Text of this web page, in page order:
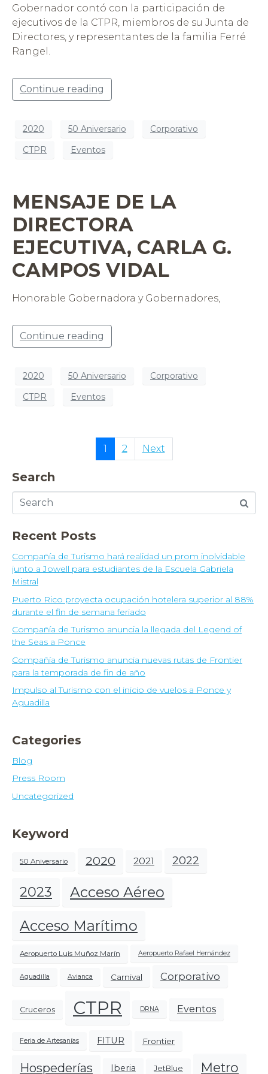
Gobernador contó con la participación de
ejecutivos de la CTPR, miembros de su Junta de
Directores, y representantes de la familia Ferré
Rangel.
Continue reading
2020 50 Aniversario
Corporativo
CTPR
Eventos
MENSAJE DE LA
DIRECTORA
EJECUTIVA, CARLA G.
CAMPOS VIDAL
Honorable Gobernadora y Gobernadores,
Continue reading
2020 50 Aniversario
Corporativo
CTPR
Eventos
1 2 Next
Search
Recent Posts
Compañía de Turismo hará realidad un prom inolvidable
junto a Jowell para estudiantes de la Escuela Gabriela
Mistral
Puerto Rico proyecta ocupación hotelera superior al 88%
durante el fin de semana feriado
Compañía de Turismo anuncia la llegada del Legend of
the Seas a Ponce
Compañía de Turismo anuncia nuevas rutas de Frontier
para la temporada de fin de año
Impulso al Turismo con el inicio de vuelos a Ponce y
Aguadilla
Categories
Blog
Press Room
Uncategorized
Keyword
50 Aniversario 2020 2021 2022
2023
Acceso Aéreo
Acceso Marítimo
Aeropuerto Luis Muñoz Marín Aeropuerto Rafael Hernández
Aguadilla Avianca Carnival Corporativo
Cruceros CTPR DRNA Eventos
Feria de Artesanías FITUR Frontier
Hospederías Iberia JetBlue Metro